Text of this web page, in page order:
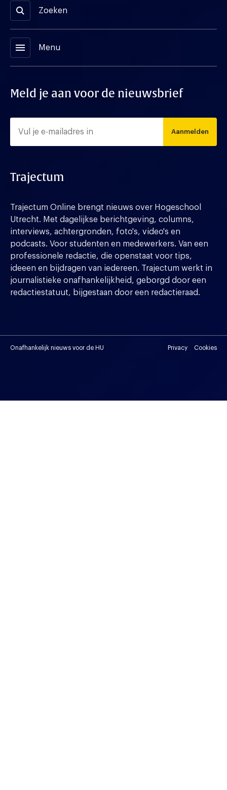
Zoeken
menu Menu
Meld je aan voor de nieuwsbrief
Aanmelden
Trajectum
Trajectum Online brengt nieuws over Hogeschool
Utrecht. Met dagelijkse berichtgeving, columns,
interviews, achtergronden, foto's, video's en
podcasts. Voor studenten en medewerkers. Van een
professionele redactie, die openstaat voor tips,
ideeen en bijdragen van iedereen. Trajectum werkt in
journalistieke onafhankelijkheid, geborgd door een
redactiestatuut, bijgestaan door een redactieraad.
Onafhankelijk nieuws voor de HU Privacy Cookies